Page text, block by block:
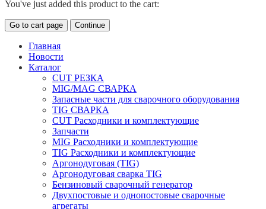
You've just added this product to the cart:
Go to cart page Continue
Главная
Новости
Каталог
CUT РЕЗКА
MIG/MAG СВАРКА
Запасные части для сварочного оборудования
TIG СВАРКА
CUT Расходники и комплектующие
Запчасти
MIG Расходники и комплектующие
TIG Расходники и комплектующие
Аргонодуговая (TIG)
Аргонодуговая сварка TIG
Бензиновый сварочный генератор
Двухпостовые и однопостовые сварочные
агрегаты